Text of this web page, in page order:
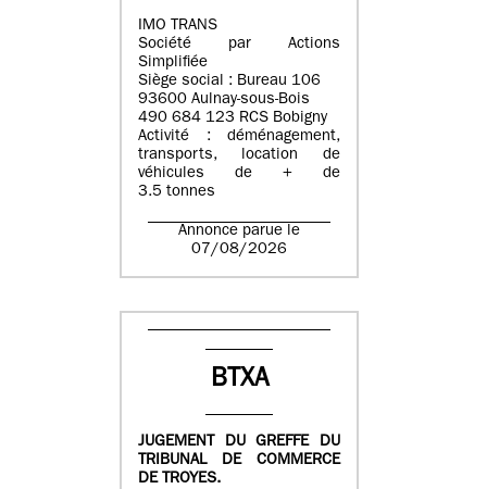
IMO TRANS
Société par Actions
Simplifiée
Siège social : Bureau 106
93600 Aulnay-sous-Bois
490 684 123 RCS Bobigny
Activité : déménagement,
transports, location de
véhicules de + de
3.5 tonnes
Annonce parue le
07/08/2026
BTXA
JUGEMENT DU GREFFE DU
TRIBUNAL DE COMMERCE
DE TROYES.